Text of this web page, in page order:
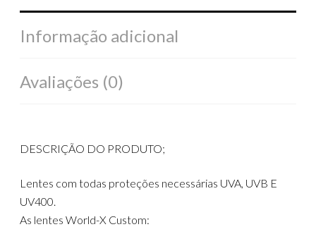
Informação adicional
Avaliações (0)
DESCRIÇÃO DO PRODUTO;
Lentes com todas proteções necessárias UVA, UVB E
UV400.
As lentes World-X Custom: